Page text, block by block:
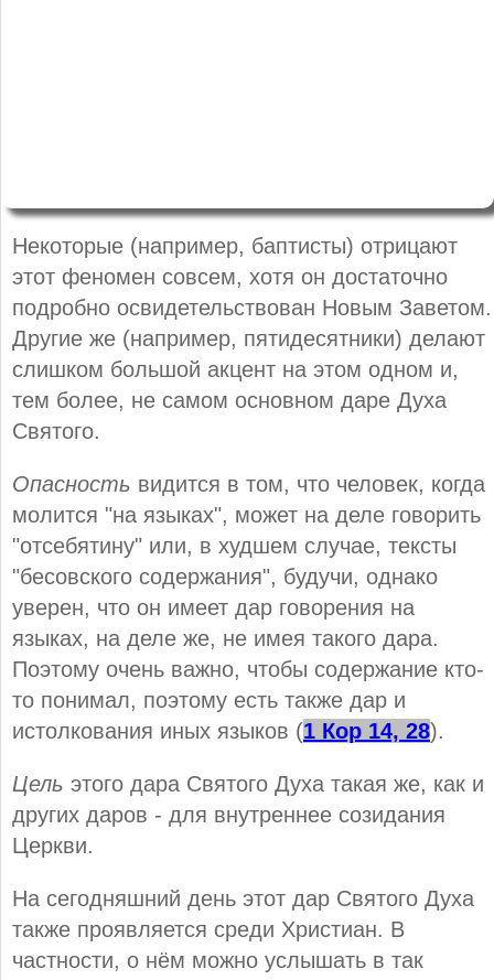
Некоторые (например, баптисты) отрицают
этот феномен совсем, хотя он достаточно
подробно освидетельствован Новым Заветом.
Другие же (например, пятидесятники) делают
слишком большой акцент на этом одном и,
тем более, не самом основном даре Духа
Святого.
Опасность видится в том, что человек, когда
молится "на языках", может на деле говорить
"отсебятину" или, в худшем случае, тексты
"бесовского содержания", будучи, однако
уверен, что он имеет дар говорения на
языках, на деле же, не имея такого дара.
Поэтому очень важно, чтобы содержание кто-
то понимал, поэтому есть также дар и
истолкования иных языков (1 Кор 14, 28).
Цель этого дара Святого Духа такая же, как и
других даров - для внутреннее созидания
Церкви.
На сегодняшний день этот дар Святого Духа
также проявляется среди Христиан. В
частности, о нём можно услышать в так